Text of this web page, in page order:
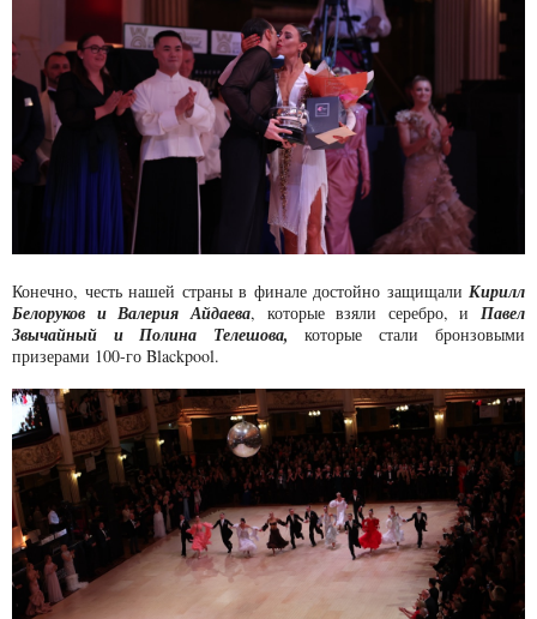
Конечно, честь нашей страны в финале достойно защищали Кирилл
Белоруков и Валерия Айдаева, которые взяли серебро, и Павел
Звычайный и Полина Телешова, которые стали бронзовыми
призерами 100-го Blackpool.